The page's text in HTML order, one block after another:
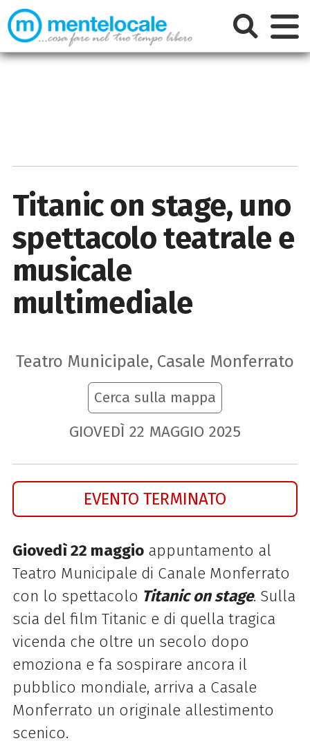
Titanic on stage, uno
spettacolo teatrale e
musicale
multimediale
Teatro Municipale, Casale Monferrato
Cerca sulla mappa
GIOVEDÌ 22 MAGGIO 2025
EVENTO TERMINATO
Giovedì 22 maggioappuntamento al
Teatro Municipale di Canale Monferrato
con lo spettacolo Titanic on stage. Sulla
scia del film Titanic e di quella tragica
vicenda che oltre un secolo dopo
emoziona e fa sospirare ancora il
pubblico mondiale, arriva a Casale
Monferrato un originale allestimento
scenico.